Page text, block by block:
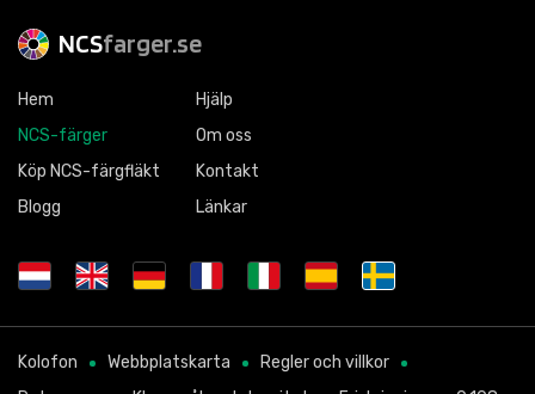
NCSfarger.se
Hem
NCS-färger
Köp NCS-färgfläkt
Blogg
Hjälp
Om oss
Kontakt
Länkar
Kolofon Webbplatskarta
Regler och villkor